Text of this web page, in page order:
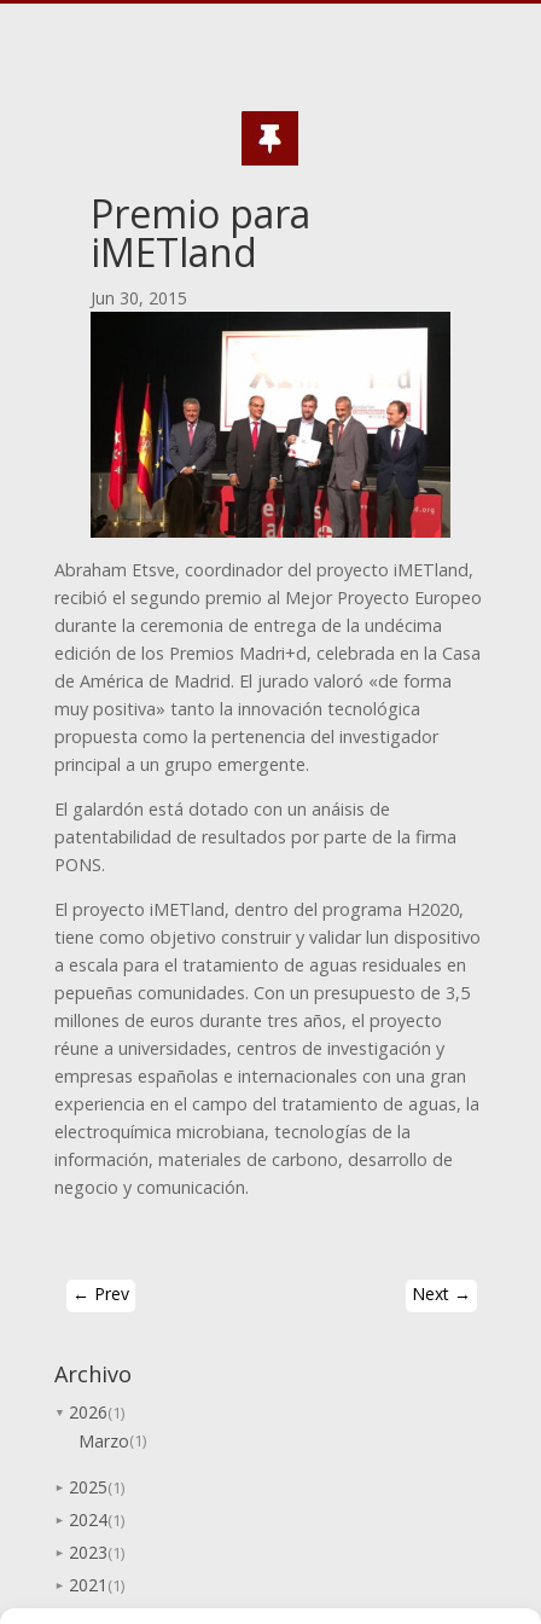
Premio para
iMETland
Jun 30, 2015
Abraham Etsve, coordinador del proyecto iMETland,
recibió el segundo premio al Mejor Proyecto Europeo
durante la ceremonia de entrega de la undécima
edición de los Premios Madri+d, celebrada en la Casa
de América de Madrid. El jurado valoró «de forma
muy positiva» tanto la innovación tecnológica
propuesta como la pertenencia del investigador
principal a un grupo emergente.
El galardón está dotado con un anáisis de
patentabilidad de resultados por parte de la firma
PONS.
El proyecto iMETland, dentro del programa H2020,
tiene como objetivo construir y validar lun dispositivo
a escala para el tratamiento de aguas residuales en
pepueñas comunidades. Con un presupuesto de 3,5
millones de euros durante tres años, el proyecto
réune a universidades, centros de investigación y
empresas españolas e internacionales con una gran
experiencia en el campo del tratamiento de aguas, la
electroquímica microbiana, tecnologías de la
información, materiales de carbono, desarrollo de
negocio y comunicación.
← Prev Next →
Archivo
▼ 2026(1)
Marzo(1)
► 2025(1)
► 2024(1)
► 2023(1)
► 2021 (1)